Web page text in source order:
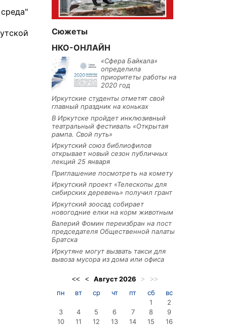
Сюжеты
НКО-ОНЛАЙН
«Сфера Байкала»
определила
приоритеты работы на
2020 год
Иркутские студенты отметят свой
главный праздник на коньках
В Иркутске пройдет инклюзивный
театральный фестиваль «Открытая
рампа. Свой путь»
Иркутский союз библиофилов
открывает новый сезон публичных
лекций 25 января
Приглашение посмотреть на комету
Иркутский проект «Телескопы для
сибирских деревень» получил грант
Иркутский зоосад собирает
новогодние елки на корм животным
Валерий Фомин переизбран на пост
председателя Общественной палаты
Братска
Иркутяне могут вызвать такси для
вывоза мусора из дома или офиса
<< < Август2026 > >>
пн вт ср чт пт сб
вс
1
2
3
4 5 6 7 8
9
10
11 12 13 14 15
16